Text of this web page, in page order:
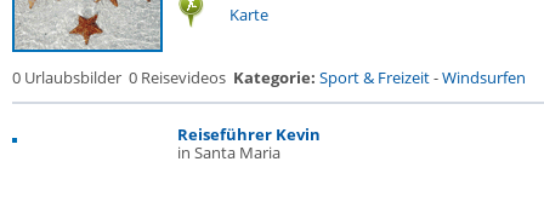
Karte
0 Urlaubsbilder 0 Reisevideos Kategorie: Sport & Freizeit-Windsurfen
Reiseführer Kevin
in Santa Maria